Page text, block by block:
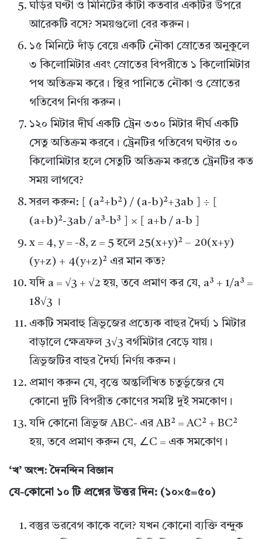
ঘড়ির ঘণ্টা ও মিনিটের কাঁটা কতবার একটির উপরে
আরেকটি বসে? সময়গুলো বের করুন।
১৫ মিনিটে দাঁড় বেয়ে একটি নৌকা স্রোতের অনুকূলে
৩ কিলোমিটার এবং স্রোতের বিপরীতে ১ কিলোমিটার
পথ অতিক্রম করে। স্থির পানিতে নৌকা ও স্রোতের
গতিবেগ নির্ণয় করুন।
১২০ মিটার দীর্ঘ একটি ট্রেন ৩৩০ মিটার দীর্ঘ একটি
সেতু অতিক্রম করবে। ট্রেনটির গতিবেগ ঘণ্টার ৩০
কিলোমিটার হলে সেতুটি অতিক্রম করতে ট্রেনটির কত
সময় লাগবে?
সরল করুন: [ (a²+b²) / (a-b)²+3ab ] ÷ [
(a+b)²-3ab / a³-b³ ] × [ a+b / a-b ]
x = 4, y = -8, z = 5 হলে 25(x+y)² – 20(x+y)
(y+z) + 4(y+z)² এর মান কত?
যদি a = √3 + √2 হয়, তবে প্রমাণ কর যে, a³ + 1/a³ =
18√3 ।
একটি সমবাহু ত্রিভুজের প্রত্যেক বাহুর দৈর্ঘ্য ১ মিটার
বাড়ালে ক্ষেত্রফল 3√3 বর্গমিটার বেড়ে যায়।
ত্রিভুজটির বাহুর দৈর্ঘ্য নির্ণয় করুন।
প্রমাণ করুন যে, বৃত্তে অন্তর্লিখিত চতুর্ভুজের যে
কোনো দুটি বিপরীত কোণের সমষ্টি দুই সমকোণ।
যদি কোনো ত্রিভুজ ABC- এর AB² = AC² + BC²
হয়, তবে প্রমাণ করুন যে, ∠C = এক সমকোণ।
‘খ’ অংশ: দৈনন্দিন বিজ্ঞান
যে-কোনো ১০ টি প্রশ্নের উত্তর দিন: (১০×৫=৫০)
বস্তুর ভরবেগ কাকে বলে? যখন কোনো ব্যক্তি বন্দুক